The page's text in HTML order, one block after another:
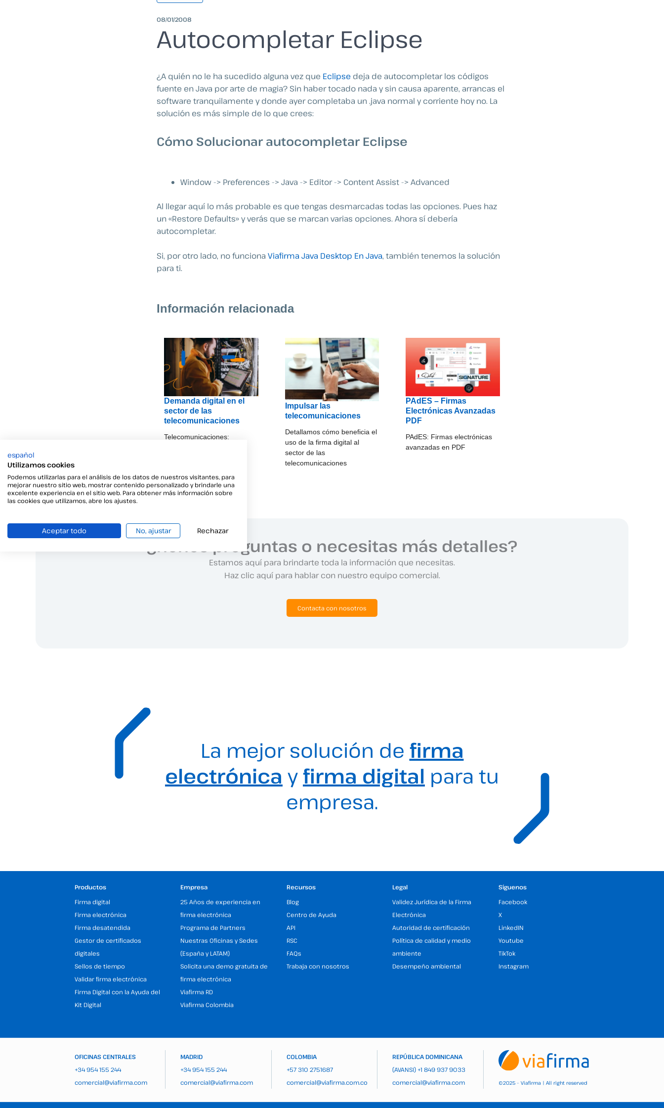
08/01/2008
Autocompletar Eclipse
¿A quién no le ha sucedido alguna vez que Eclipse deja de autocompletar los códigos
fuente en Java por arte de magia? Sin haber tocado nada y sin causa aparente, arrancas el
software tranquilamente y donde ayer completaba un .java normal y corriente hoy no. La
solución es más simple de lo que crees:
Cómo Solucionar autocompletar Eclipse
Window -> Preferences -> Java -> Editor -> Content Assist -> Advanced
Al llegar aquí lo más probable es que tengas desmarcadas todas las opciones. Pues haz
un «Restore Defaults» y verás que se marcan varias opciones. Ahora sí debería
autocompletar.
Si, por otro lado, no funciona Viafirma Java Desktop En Java, también tenemos la solución
para ti.
Información relacionada
Demanda digital en el
sector de las
telecomunicaciones
Telecomunicaciones:
Impulsar las
telecomunicaciones
Detallamos cómo beneficia el
uso de la firma digital al
sector de las
telecomunicaciones
PAdES – Firmas
Electrónicas Avanzadas
PDF
PAdES: Firmas electrónicas
avanzadas en PDF
¿Tienes preguntas o necesitas más detalles?
Estamos aquí para brindarte toda la información que necesitas.
Haz clic aquí para hablar con nuestro equipo comercial.
Contacta con nosotros
La mejor solución de firma
electrónica yfirma digital para tu
empresa.
Productos
Firma digital
Firma electrónica
Firma desatendida
Gestor de certificados
digitales
Sellos de tiempo
Validar firma electrónica
Firma Digital con la Ayuda del
Kit Digital
Empresa
25 Años de experiencia en
firma electrónica
Programa de Partners
Nuestras Oficinas y Sedes
(España y LATAM)
Solicita una demo gratuita de
firma electrónica
Viafirma RD
Viafirma Colombia
Recursos
Blog
Centro de Ayuda
API
RSC
FAQs
Trabaja con nosotros
Legal
Validez Jurídica de la Firma
Electrónica
Autoridad de certificación
Política de calidad y medio
ambiente
Desempeño ambiental
Síguenos
Facebook
X
LinkedIN
Youtube
TikTok
Instagram
OFICINAS CENTRALES
+34 954 155 244
comercial@viafirma.com
MADRID
+34 954 155 244
comercial@viafirma.com
COLOMBIA
+57 310 2751687
comercial@viafirma.com.co
REPÚBLICA DOMINICANA
(AVANSI) +1 849 937 9033
comercial@viafirma.com
©2025 – Viafirma | All right reserved
español
Utilizamos cookies
Podemos utilizarlas para el análisis de los datos de nuestros visitantes, para
mejorar nuestro sitio web, mostrar contenido personalizado y brindarle una
excelente experiencia en el sitio web. Para obtener más información sobre
las cookies que utilizamos, abre los ajustes.
Aceptar todo No, ajustar Rechazar